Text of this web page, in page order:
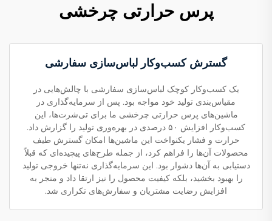
پرس حرارتی چرخشی
گسترش کسب‌وکار لباس‌سازی سفارشی
یک کسب‌وکار کوچک لباس‌سازی سفارشی با چالش‌هایی در
مقیاس‌بندی تولید خود مواجه بود. پس از سرمایه‌گذاری در
ماشین‌های پرس حرارتی چرخشی ما برای تی‌شرت‌ها، این
کسب‌وکار افزایش ۵۰ درصدی در بهره‌وری تولید را گزارش داد.
حرارت و فشار یکنواخت این ماشین‌ها امکان گسترش طیف
محصولات آن‌ها را فراهم کرد، از جمله طرح‌های پیچیده‌ای که قبلاً
دستیابی به آن‌ها دشوار بود. این سرمایه‌گذاری نه‌تنها خروجی تولید
را بهبود بخشید، بلکه کیفیت محصول را نیز ارتقا داد و منجر به
افزایش رضایت مشتریان و سفارش‌های تکراری شد.